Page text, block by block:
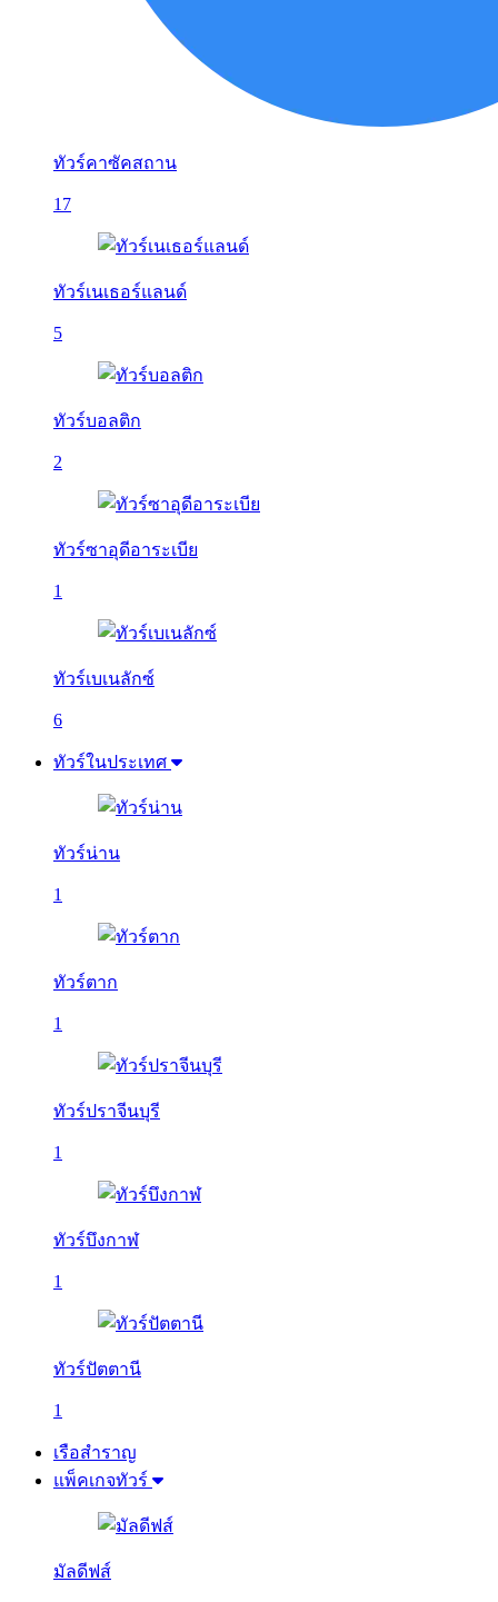
ทัวร์คาซัคสถาน
17
ทัวร์เนเธอร์แลนด์
5
ทัวร์บอลติก
2
ทัวร์ซาอุดีอาระเบีย
1
ทัวร์เบเนลักซ์
6
ทัวร์ในประเทศ
ทัวร์น่าน
1
ทัวร์ตาก
1
ทัวร์ปราจีนบุรี
1
ทัวร์บึงกาฬ
1
ทัวร์ปัตตานี
1
เรือสำราญ
แพ็คเกจทัวร์
มัลดีฟส์